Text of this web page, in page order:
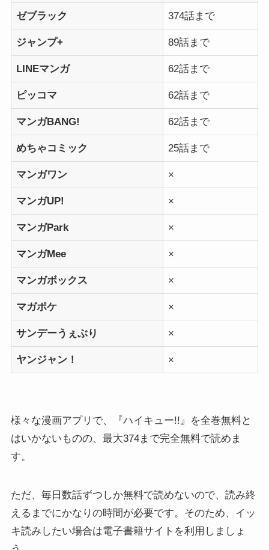
ゼブラック 374話まで
ジャンプ+ 89話まで
LINEマンガ 62話まで
ピッコマ 62話まで
マンガBANG! 62話まで
めちゃコミック 25話まで
マンガワン ×
マンガUP! ×
マンガPark ×
マンガMee ×
マンガボックス ×
マガポケ ×
サンデーうぇぶり ×
ヤンジャン！ ×
様々な漫画アプリで、『ハイキュー!!』を全巻無料と
はいかないものの、最大374まで完全無料で読めま
す。
ただ、毎日数話ずつしか無料で読めないので、読み終
えるまでにかなりの時間が必要です。そのため、イッ
キ読みしたい場合は電子書籍サイトを利用しましょ